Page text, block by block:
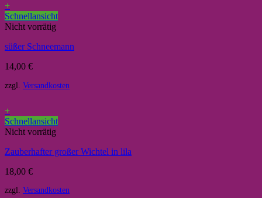
+
Schnellansicht
Nicht vorrätig
süßer Schneemann
14,00 €
zzgl. Versandkosten
+
Schnellansicht
Nicht vorrätig
Zauberhafter großer Wichtel in lila
18,00 €
zzgl. Versandkosten